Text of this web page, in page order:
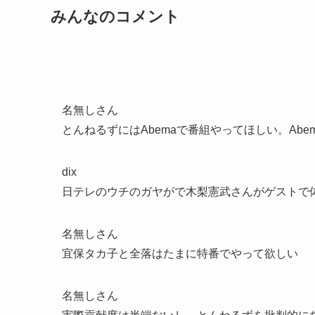
みんなのコメント
名無しさん
とんねるずにはAbemaで番組やってほしい。
dix
日テレのウチのガヤがで木梨憲武さんがゲストで
名無しさん
宜保タカ子と全落はたまに特番でやって欲しい
名無しさん